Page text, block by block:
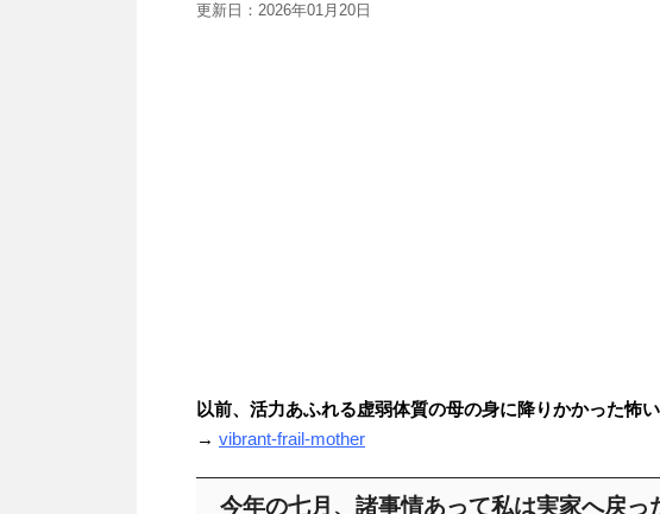
更新日： 2026年01月20日
以前、活力あふれる虚弱体質の母の身に降りかかった怖
→ vibrant-frail-mother
今年の七月、諸事情あって私は実家へ戻っ